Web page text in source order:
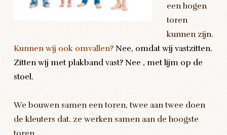
een hogen
toren
kunnen zijn.
Kunnen wij ook omvallen? Nee, omdat wij vastzitten.
Zitten wij met plakband vast? Nee , met lijm op de
stoel.
We bouwen samen een toren, twee aan twee doen
de kleuters dat. ze werken samen aan de hoogste